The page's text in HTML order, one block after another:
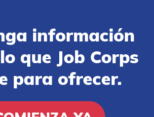
información
que Job Corps
para ofrecer.